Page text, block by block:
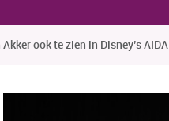
ook te zien in Disney’s AIDA